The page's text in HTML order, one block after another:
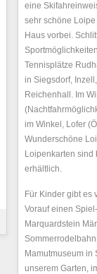
eine
sehr schöne
Haus vorbei.
Tennisplätze
in Siegsdorf,
Reichenhall. Im
im Winkel, Lofer
Wunderschöne
Loipenkarten sind
erhältlich.
Für Kinder gibt es
Vorauf einen
Marquardstein
Mamutmuseum in
unserem Garten,